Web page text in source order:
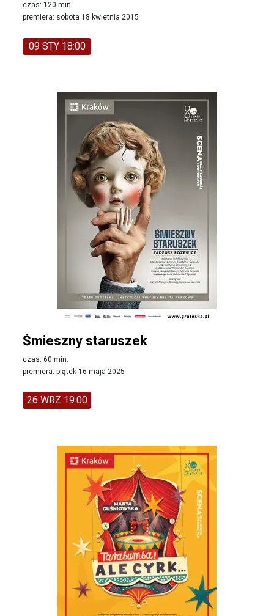
czas: 120 min.
premiera: sobota 18 kwietnia 2015
09 STY 18:00
Śmieszny staruszek
czas: 60 min.
premiera: piątek 16 maja 2025
26 WRZ 19:00